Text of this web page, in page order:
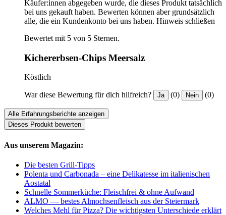
Käufer:innen abgegeben wurde, die dieses Produkt tatsächlich
bei uns gekauft haben. Bewerten können aber grundsätzlich
alle, die ein Kundenkonto bei uns haben. Hinweis schließen
Bewertet mit 5 von 5 Sternen.
Kichererbsen-Chips Meersalz
Köstlich
War diese Bewertung für dich hilfreich? Ja (0) Nein (0)
Alle Erfahrungsberichte anzeigen
Dieses Produkt bewerten
Aus unserem Magazin:
Die besten Grill-Tipps
Polenta und Carbonada – eine Delikatesse im italienischen
Aostatal
Schnelle Sommerküche: Fleischfrei & ohne Aufwand
ALMO — bestes Almochsenfleisch aus der Steiermark
Welches Mehl für Pizza? Die wichtigsten Unterschiede erklärt